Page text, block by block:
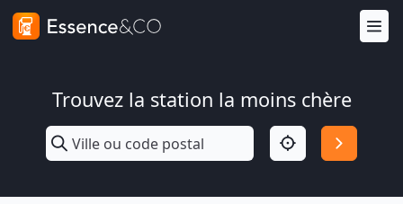
Trouvez la station la moins chère